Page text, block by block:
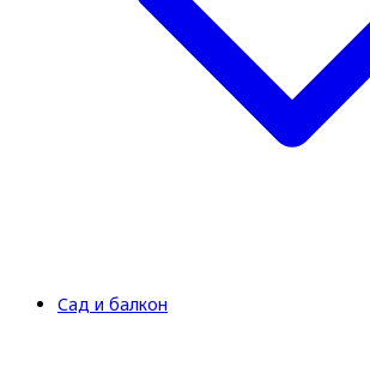
Сад и балкон